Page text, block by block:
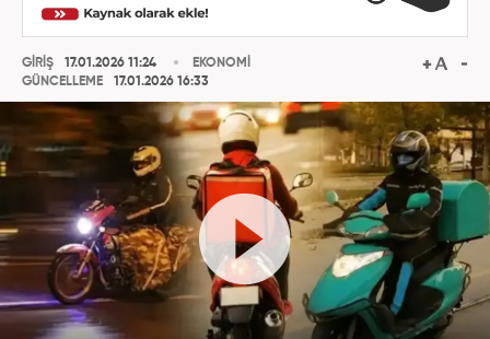
GİRİŞ
17.01.2026 11:24
GÜNCELLEME
17.01.2026 16:33
EKONOMİ